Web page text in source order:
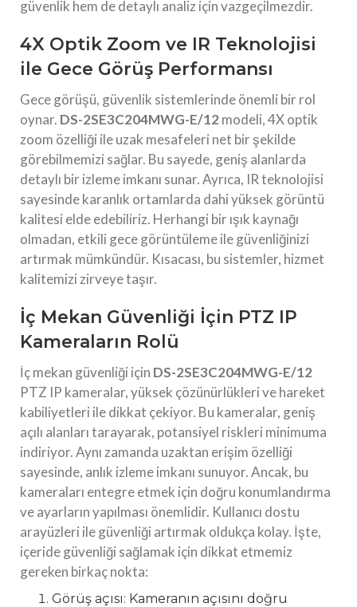
güvenlik hem de detaylı analiz için vazgeçilmezdir.
4X Optik Zoom ve IR Teknolojisi
ile Gece Görüş Performansı
Gece görüşü, güvenlik sistemlerinde önemli bir rol
oynar. DS-2SE3C204MWG-E/12 modeli, 4X optik
zoom özelliği ile uzak mesafeleri net bir şekilde
görebilmemizi sağlar. Bu sayede, geniş alanlarda
detaylı bir izleme imkanı sunar. Ayrıca, IR teknolojisi
sayesinde karanlık ortamlarda dahi yüksek görüntü
kalitesi elde edebiliriz. Herhangi bir ışık kaynağı
olmadan, etkili gece görüntüleme ile güvenliğinizi
artırmak mümkündür. Kısacası, bu sistemler, hizmet
kalitemizi zirveye taşır.
İç Mekan Güvenliği İçin PTZ IP
Kameraların Rolü
İç mekan güvenliği için DS-2SE3C204MWG-E/12
PTZ IP kameralar, yüksek çözünürlükleri ve hareket
kabiliyetleri ile dikkat çekiyor. Bu kameralar, geniş
açılı alanları tarayarak, potansiyel riskleri minimuma
indiriyor. Aynı zamanda uzaktan erişim özelliği
sayesinde, anlık izleme imkanı sunuyor. Ancak, bu
kameraları entegre etmek için doğru konumlandırma
ve ayarların yapılması önemlidir. Kullanıcı dostu
arayüzleri ile güvenliği artırmak oldukça kolay. İşte,
içeride güvenliği sağlamak için dikkat etmemiz
gereken birkaç nokta:
Görüş açısı: Kameranın açısını doğru